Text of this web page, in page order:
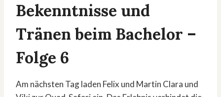
Bekenntnisse und
Tränen beim Bachelor –
Folge 6
Am nächsten Tag laden Felix und Martin Clara und